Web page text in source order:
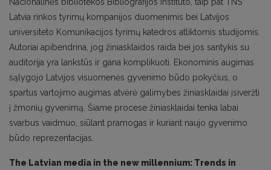
Latvia rinkos tyrimų kompanijos duomenimis bei Latvijos
universiteto Komunikacijos tyrimų katedros atliktomis studijomis.
Autoriai apibendrina, jog žiniasklaidos raida bei jos santykis su
auditorija yra lankstūs ir gana komplikuoti. Ekonominis augimas
sąlygojo Latvijos visuomenės gyvenimo būdo pokyčius, o
spartus vartojimo augimas atvėrė galimybes žiniasklaidai įsiveržti
į žmonių gyvenimą. Šiame procese žiniasklaidai tenka labai
svarbus vaidmuo, siūlant pramogas ir kuriant naujo gyvenimo
būdo reprezentacijas.
The Latvian media in the new millennium: Trends in